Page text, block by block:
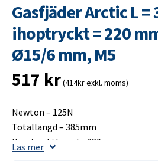
Gasfjäder Arctic L =
ihoptryckt = 220
Ø15/6 mm, M5
517 kr(414kr exkl. moms)
Newton – 125N
Totallängd – 385mm
Ihoptrycktlängd – 220mm
Läs mer